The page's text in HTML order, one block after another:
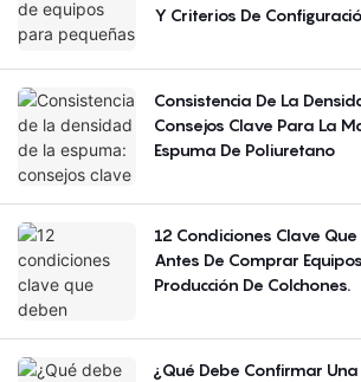
Y Criterios De
Consistencia De La
Consejos Clave Para La
Espuma De Poliuretano
12 Condiciones Clave
Antes De Comprar
Producción De Colchones.
¿Qué Debe Confirmar